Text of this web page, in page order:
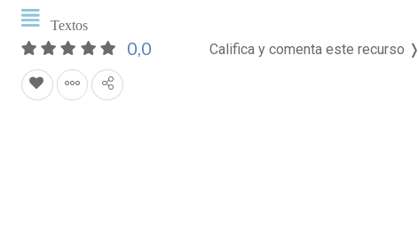
Textos
0,0 Califica y comenta este recurso ❭